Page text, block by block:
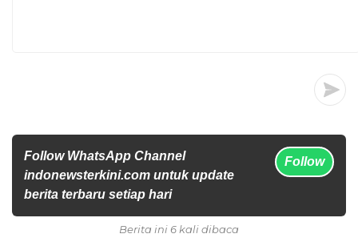
Follow WhatsApp Channel
indonewsterkini.com untuk update
berita terbaru setiap hari
Follow
Berita ini 6 kali dibaca